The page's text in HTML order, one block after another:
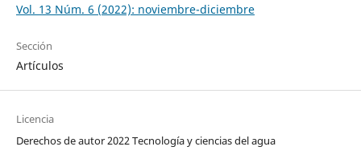
Vol. 13 Núm. 6 (2022): noviembre-diciembre
Sección
Artículos
Licencia
Derechos de autor 2022 Tecnología y ciencias del agua